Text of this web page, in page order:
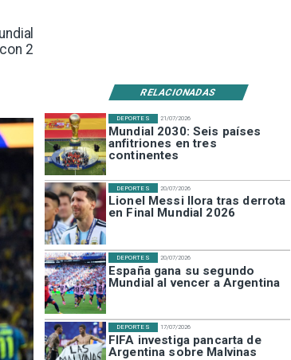
2
RELACIONADAS
21/07/2026
Mundial 2030: Seis países
anfitriones en tres
continentes
DEPORTES
20/07/2026
Lionel Messi llora tras derrota
en Final Mundial 2026
DEPORTES
20/07/2026
España gana su segundo
Mundial al vencer a Argentina
DEPORTES
17/07/2026
FIFA investiga pancarta de
Argentina sobre Malvinas
DEPORTES